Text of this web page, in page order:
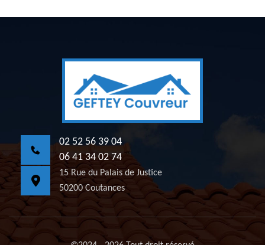
02 52 56 39 04
06 41 34 02 74
15 Rue du Palais de Justice
50200 Coutances